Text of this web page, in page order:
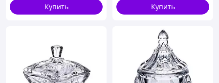
Купить
Купить